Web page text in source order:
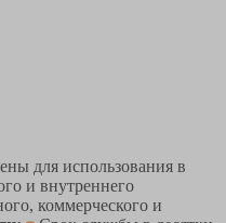
для использования в
и внутреннего
коммерческого и